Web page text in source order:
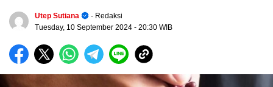
Utep Sutiana
- Redaksi
Tuesday, 10 September 2024 - 20:30 WIB